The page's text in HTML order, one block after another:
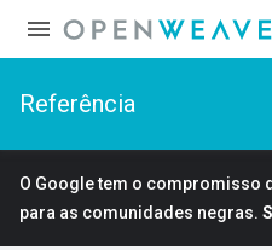
Referência
O Google tem o compromisso
para as comunidades negras.